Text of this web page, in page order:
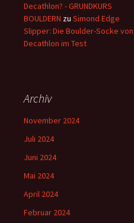
Decathlon? - GRUNDKURS
BOULDERN zu Simond Edge
Slipper: Die Boulder-Socke von
Decathlon im Test
Archiv
November 2024
Juli 2024
Juni 2024
Mai 2024
April 2024
Februar 2024